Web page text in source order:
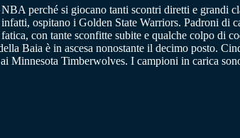
perché si giocano tanti scontri diretti e grandi
ospitano i Golden State Warriors. Padroni di
con tante sconfitte subite e qualche colpo di
Baia è in ascesa nonostante il decimo posto.
Minnesota Timberwolves. I campioni in carica